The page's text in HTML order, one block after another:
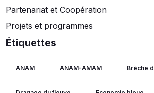
Partenariat et Coopération
Projets et programmes
Étiquettes
ANAM ANAM-AMAM Brèche